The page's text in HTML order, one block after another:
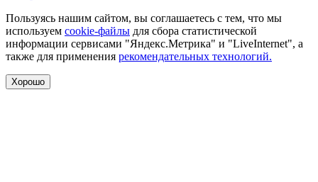
Пользуясь нашим сайтом, вы соглашаетесь с тем, что мы
используем cookie-файлы для сбора статистической
информации сервисами "Яндекс.Метрика" и "LiveInternet", а
также для применения рекомендательных технологий.
Хорошо